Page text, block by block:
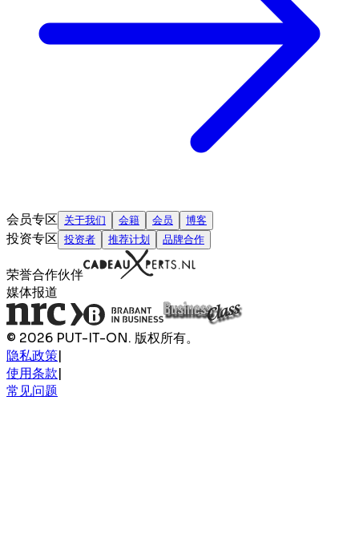
会员专区 关于我们 会籍 会员 博客
投资专区 投资者 推荐计划 品牌合作
荣誉合作伙伴
媒体报道
© 2026 PUT-IT-ON. 版权所有。
隐私政策|
使用条款|
常见问题